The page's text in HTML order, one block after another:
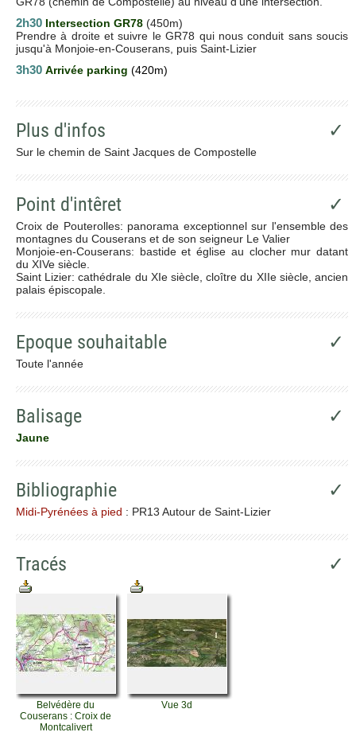
2h30 Intersection GR78 (450m)
Prendre à droite et suivre le GR78 qui nous conduit sans soucis
jusqu'à Monjoie-en-Couserans, puis Saint-Lizier
3h30 Arrivée parking (420m)
Plus d'infos ✓
Sur le chemin de Saint Jacques de Compostelle
Point d'intêret ✓
Croix de Pouterolles: panorama exceptionnel sur l'ensemble des
montagnes du Couserans et de son seigneur Le Valier
Monjoie-en-Couserans: bastide et église au clocher mur datant
du XIVe siècle.
Saint Lizier: cathédrale du XIe siècle, cloître du XIIe siècle, ancien
palais épiscopale.
Epoque souhaitable ✓
Toute l'année
Balisage ✓
Jaune
Bibliographie ✓
Midi-Pyrénées à pied : PR13 Autour de Saint-Lizier
Tracés ✓
Belvédère du
Couserans : Croix de
Montcalivert
Vue 3d